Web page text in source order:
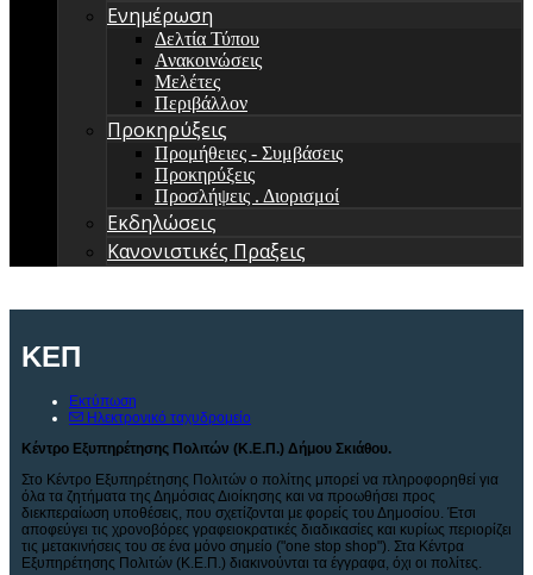
Ενημέρωση
Δελτία Τύπου
Ανακοινώσεις
Μελέτες
Περιβάλλον
Προκηρύξεις
Προμήθειες - Συμβάσεις
Προκηρύξεις
Προσλήψεις . Διορισμοί
Εκδηλώσεις
Κανονιστικές Πραξεις
ΚΕΠ
Εκτύπωση
Ηλεκτρονικό ταχυδρομείο
Κέντρο Εξυπηρέτησης Πολιτών (Κ.Ε.Π.) Δήμου Σκιάθου.
Στο Κέντρο Εξυπηρέτησης Πολιτών ο πολίτης μπορεί να πληροφορηθεί για
όλα τα ζητήματα της Δημόσιας Διοίκησης και να προωθήσει προς
διεκπεραίωση υποθέσεις, που σχετίζονται με φορείς του Δημοσίου. Έτσι
αποφεύγει τις χρονοβόρες γραφειοκρατικές διαδικασίες και κυρίως περιορίζει
τις μετακινήσεις του σε ένα μόνο σημείο ("one stop shop"). Στα Κέντρα
Εξυπηρέτησης Πολιτών (Κ.Ε.Π.) διακινούνται τα έγγραφα, όχι οι πολίτες.